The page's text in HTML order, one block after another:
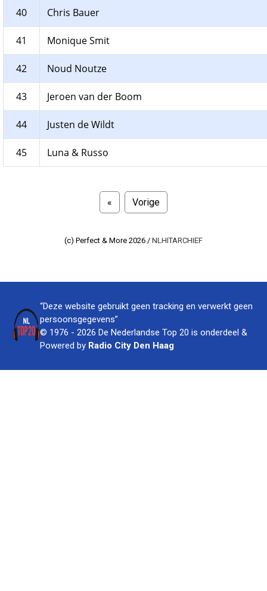
40 Chris Bauer
41 Monique Smit
42 Noud Noutze
43 Jeroen van der Boom
44 Justen de Wildt
45 Luna & Russo
« Vorige
(c) Perfect & More 2026 / NLHITARCHIEF
“Deze website gebruikt geen tracking en verwerkt geen
persoonsgegevens”
© 1976 - 2026 De Nederlandse Top 20 is onderdeel &
Powered by Radio City Den Haag